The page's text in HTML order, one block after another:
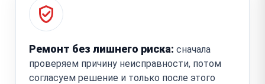
Ремонт без лишнего риска: сначала
проверяем причину неисправности, потом
согласуем решение и только после этого